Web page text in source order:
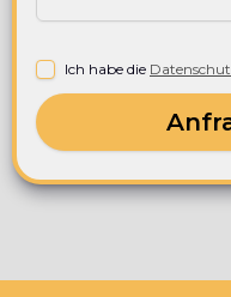
Ich habe die